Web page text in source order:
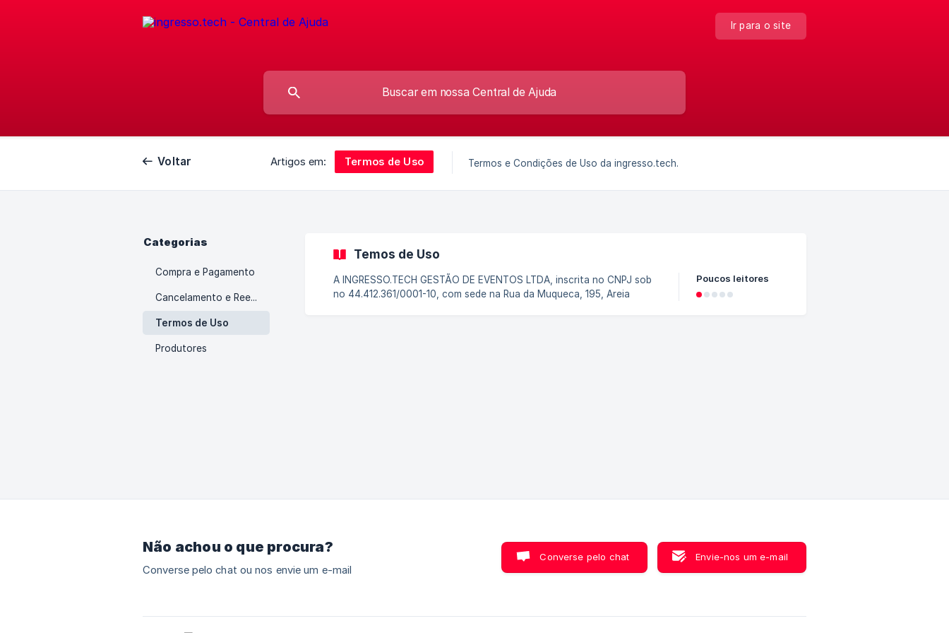
Ir para o site
Voltar Artigos em: Termos de Uso Termos e Condições de Uso da ingresso.tech.
Categorias
Compra e Pagamento
Cancelamento e Reembolso
Termos de Uso
Produtores
Temos de Uso
A INGRESSO.TECH GESTÃO DE EVENTOS LTDA, inscrita no CNPJ sob
no 44.412.361/0001-10, com sede na Rua da Muqueca, 195, Areia
Poucos leitores
Não achou o que procura?
Converse pelo chat ou nos envie um e-mail
Converse pelo chat Envie-nos um e-mail